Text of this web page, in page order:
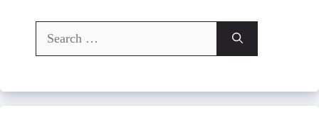
Search
for: